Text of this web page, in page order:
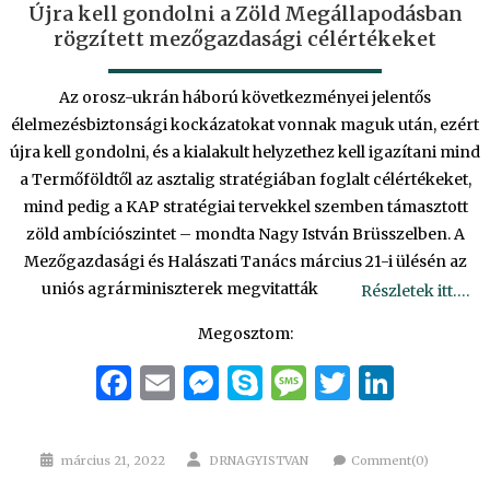
Újra kell gondolni a Zöld Megállapodásban
rögzített mezőgazdasági célértékeket
Az orosz-ukrán háború következményei jelentős
élelmezésbiztonsági kockázatokat vonnak maguk után, ezért
újra kell gondolni, és a kialakult helyzethez kell igazítani mind
a Termőföldtől az asztalig stratégiában foglalt célértékeket,
mind pedig a KAP stratégiai tervekkel szemben támasztott
zöld ambíciószintet – mondta Nagy István Brüsszelben. A
Mezőgazdasági és Halászati Tanács március 21-i ülésén az
uniós agrárminiszterek megvitatták
Részletek itt….
Megosztom:
Facebook
EmailMessenger
Skype
Message
Twitter
Posted
március 21, 2022 Author
DRNAGYISTVAN Comment(0)